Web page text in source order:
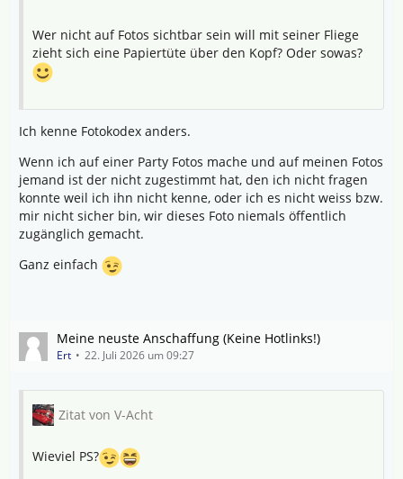
Wer nicht auf Fotos sichtbar sein will mit seiner Fliege
zieht sich eine Papiertüte über den Kopf? Oder sowas?
Ich kenne Fotokodex anders.
Wenn ich auf einer Party Fotos mache und auf meinen Fotos
jemand ist der nicht zugestimmt hat, den ich nicht fragen
konnte weil ich ihn nicht kenne, oder ich es nicht weiss bzw.
mir nicht sicher bin, wir dieses Foto niemals öffentlich
zugänglich gemacht.
Ganz einfach
Meine neuste Anschaffung (Keine Hotlinks!)
Ert 22. Juli 2026 um 09:27
Zitat von V-Acht
Wieviel PS?